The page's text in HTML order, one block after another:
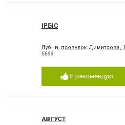
ІРБІС
Лубни, провулок Димитрова, 1
5699
Я рекомендую
АВГУСТ